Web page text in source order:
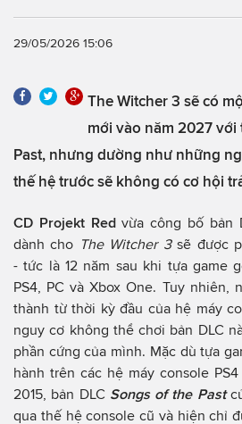
29/05/2026 15:06
The Witcher 3 sẽ có
mới vào năm 2027
Past, nhưng dường như những
thế hệ trước sẽ không có cơ hội
CD Projekt Redvừa công bố bản
dành cho The Witcher 3sẽ được
- tức là 12 năm sau khi tựa game
PS4, PC và Xbox One. Tuy nhiên,
thành từ thời kỳ đầu của hệ máy
nguy cơ không thể chơi bản DLC
phần cứng của mình. Mặc dù tựa
hành trên các hệ máy console
2015, bản DLC Songs of the Past
qua thế hệ console cũ và hiện chỉ